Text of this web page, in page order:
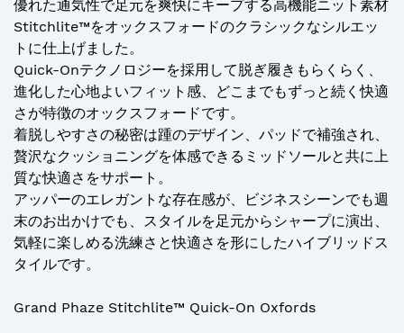
優れた通気性で足元を爽快にキープする高機能ニット素材
Stitchlite™をオックスフォードのクラシックなシルエッ
トに仕上げました。
Quick-Onテクノロジーを採用して脱ぎ履きもらくらく、
進化した心地よいフィット感、どこまでもずっと続く快適
さが特徴のオックスフォードです。
着脱しやすさの秘密は踵のデザイン、パッドで補強され、
贅沢なクッショニングを体感できるミッドソールと共に上
質な快適さをサポート。
アッパーのエレガントな存在感が、ビジネスシーンでも週
末のお出かけでも、スタイルを足元からシャープに演出、
気軽に楽しめる洗練さと快適さを形にしたハイブリッドス
タイルです。
Grand Phaze Stitchlite™ Quick-On Oxfords